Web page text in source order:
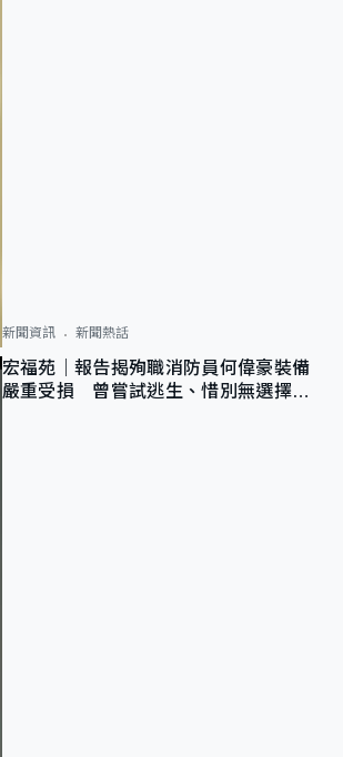
新聞資訊 新聞熱話
宏福苑｜報告揭殉職消防員何偉豪裝備
嚴重受損 曾嘗試逃生、惜別無選擇下